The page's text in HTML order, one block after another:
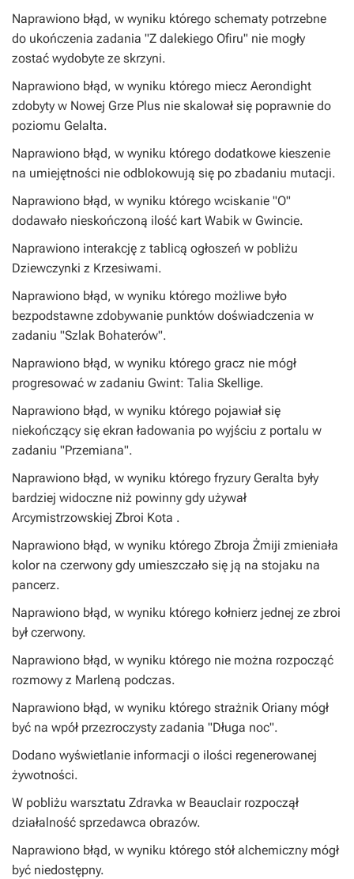
Naprawiono błąd, w wyniku którego schematy potrzebne
do ukończenia zadania "Z dalekiego Ofiru" nie mogły
zostać wydobyte ze skrzyni.
Naprawiono błąd, w wyniku którego miecz Aerondight
zdobyty w Nowej Grze Plus nie skalował się poprawnie do
poziomu Gelalta.
Naprawiono błąd, w wyniku którego dodatkowe kieszenie
na umiejętności nie odblokowują się po zbadaniu mutacji.
Naprawiono błąd, w wyniku którego wciskanie "O"
dodawało nieskończoną ilość kart Wabik w Gwincie.
Naprawiono interakcję z tablicą ogłoszeń w pobliżu
Dziewczynki z Krzesiwami.
Naprawiono błąd, w wyniku którego możliwe było
bezpodstawne zdobywanie punktów doświadczenia w
zadaniu "Szlak Bohaterów".
Naprawiono błąd, w wyniku którego gracz nie mógł
progresować w zadaniu Gwint: Talia Skellige.
Naprawiono błąd, w wyniku którego pojawiał się
niekończący się ekran ładowania po wyjściu z portalu w
zadaniu "Przemiana".
Naprawiono błąd, w wyniku którego fryzury Geralta były
bardziej widoczne niż powinny gdy używał
Arcymistrzowskiej Zbroi Kota .
Naprawiono błąd, w wyniku którego Zbroja Żmiji zmieniała
kolor na czerwony gdy umieszczało się ją na stojaku na
pancerz.
Naprawiono błąd, w wyniku którego kołnierz jednej ze zbroi
był czerwony.
Naprawiono błąd, w wyniku którego nie można rozpocząć
rozmowy z Marleną podczas.
Naprawiono błąd, w wyniku którego strażnik Oriany mógł
być na wpół przezroczysty zadania "Długa noc".
Dodano wyświetlanie informacji o ilości regenerowanej
żywotności.
W pobliżu warsztatu Zdravka w Beauclair rozpoczął
działalność sprzedawca obrazów.
Naprawiono błąd, w wyniku którego stół alchemiczny mógł
być niedostępny.